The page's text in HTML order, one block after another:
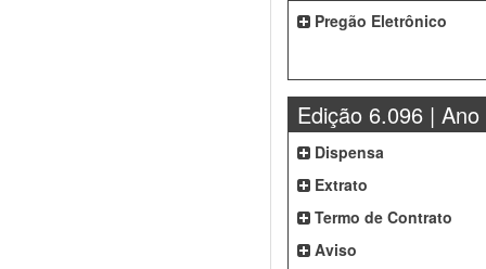
Pregão Eletrônico
Edição 6.096 | Ano
Dispensa
Extrato
Termo de Contrato
Aviso